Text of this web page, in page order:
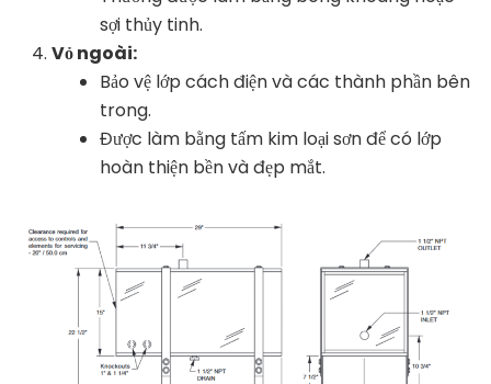
sợi thủy tinh.
Vỏ ngoài:
Bảo vệ lớp cách điện và các thành phần bên
trong.
Được làm bằng tấm kim loại sơn để có lớp
hoàn thiện bền và đẹp mắt.